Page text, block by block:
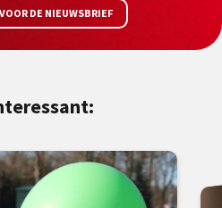
DE NIEUWSBRIEF